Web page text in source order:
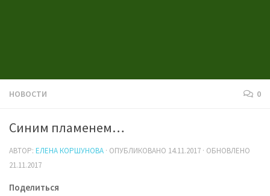
НОВОСТИ 0
Синим пламенем…
АВТОР: ЕЛЕНА КОРШУНОВА · ОПУБЛИКОВАНО 14.11.2017 · ОБНОВЛЕНО
21.11.2017
Поделиться